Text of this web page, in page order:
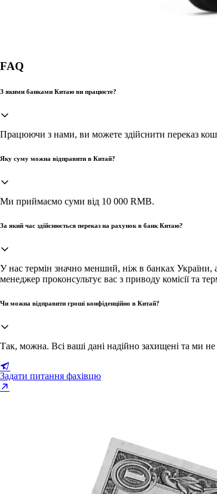
FAQ
З якими банками Китаю ви працюєте?
Працюючи з нами, ви можете здійснити переказ
Яку суму можна відправити в Китай?
Ми приймаємо суми від 10 000 RMB.
За який час здійснюється переказ на рахунок в банк Китаю?
У нас термін значно менший, ніж в банках
менеджер проконсультує вас з приводу комісії та
Чи можна відправити гроші конфіденційно в Китай?
Так, можна. Всі ваші дані надійно захищені та ми не
Задати питання фахівцю